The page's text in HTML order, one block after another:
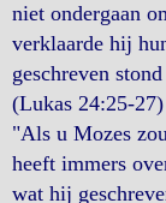
niet ondergaan
verklaarde hij
geschreven
(Lukas 24:25-27)
"Als u Mozes
heeft immers
wat hij